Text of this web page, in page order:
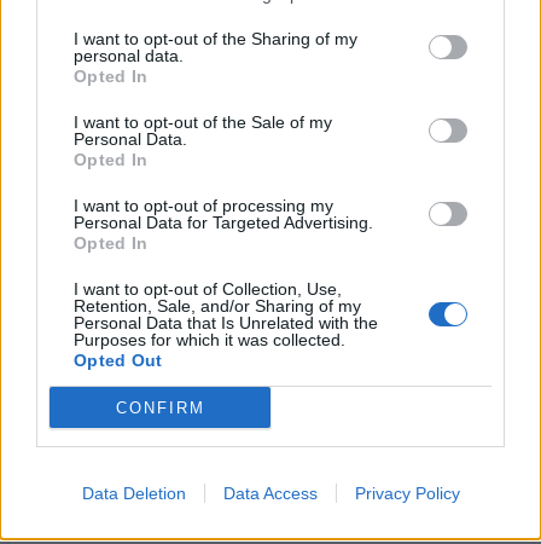
I want to opt-out of the Sharing of my
personal data.
Opted In
I want to opt-out of the Sale of my
Personal Data.
Opted In
I want to opt-out of processing my
Personal Data for Targeted Advertising.
Opted In
I want to opt-out of Collection, Use,
Retention, Sale, and/or Sharing of my
Personal Data that Is Unrelated with the
Purposes for which it was collected.
Opted Out
CONFIRM
Data Deletion Data Access Privacy Policy
Νέο κύμα καύσωνα στην Ευρώπη – Θερμοκρασίες
άνω των 40°C σε Ιταλία, Ισπανία και Βαλκάνια
07/08/2026 - 14:58
Fourlis: Συμφωνία για την πώληση συμμετοχής στο
Sofia South Ring Mall έναντι 49,35 εκατ. ευρώ
ΥΠΠΟ: Επιχορηγήσεις 1.106.000 ευρώ για την
Ελλάδα
07/08/2026 - 14:34 ΟΙΚΟΝΟΜΙΑ
Άρειος Πάγος- Ε. Μπακέλας: Δεν ανασύρεται από το
αρχείο η υπόθεση των υποκλοπών
07/08/2026 - 14:11 ΕΛΛΑΔΑ
υπογράφουν κοινή αμυντική συμφωνία